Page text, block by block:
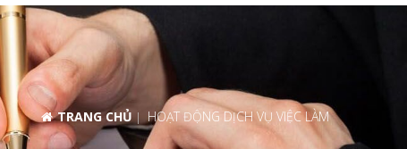
TRANG CHỦ HOẠT ĐỘNG DỊCH VỤ VIỆC LÀM